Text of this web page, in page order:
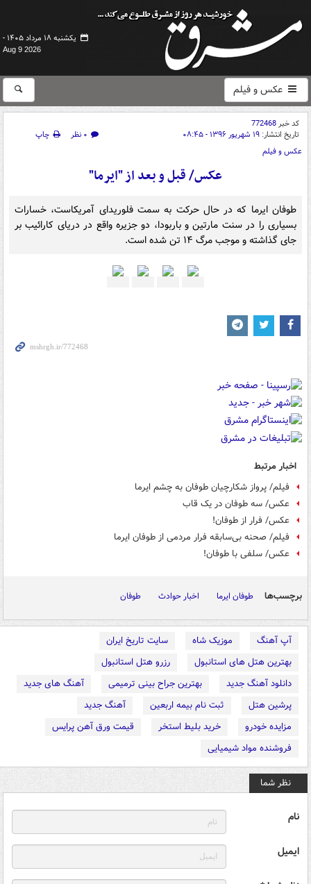
یکشنبه ۱۸ مرداد ۱۴۰۵ -
Aug 9 2026
عکس و فیلم
کد خبر772468
تاریخ انتشار: ۱۹ شهریور ۱۳۹۶ - ۰۸:۴۵ ۰ نظر
چاپ
عکس و فیلم
عکس/ قبل و بعد از "ایرما"
طوفان ایرما که در حال حرکت به سمت فلوریدای آمریکاست، خسارات
بسیاری را در سنت مارتین و باربودا، دو جزیره واقع در دریای کارائیب بر
جای گذاشته و موجب مرگ ۱۴ تن شده است.
اخبار مرتبط
فیلم/ پرواز شکارچیان طوفان به چشم ایرما
عکس/ سه طوفان در یک قاب
عکس/ فرار از طوفان!
فیلم/ صحنه بی‌سابقه فرار مردمی از طوفان ایرما
عکس/ سلفی با طوفان!
برچسب‌ها طوفان ایرما اخبار حوادث طوفان
آپ آهنگ موزیک شاه
سایت تاریخ ایران
بهترین هتل های استانبول
رزرو هتل استانبول
دانلود آهنگ جدید
بهترین جراح بینی ترمیمی
آهنگ های جدید
پرشین هتل
ثبت نام بیمه اربعین
آهنگ جدید
مزایده خودرو
خرید بلیط استخر
قیمت ورق آهن پرایس
فروشنده مواد شیمیایی
نظر شما
نام
ایمیل